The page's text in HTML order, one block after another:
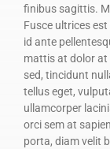
finibus sagittis.
Fusce ultrices
id ante
mattis at dolor at
sed, tincidunt
tellus eget,
ullamcorper
orci sem at
porta, diam velit